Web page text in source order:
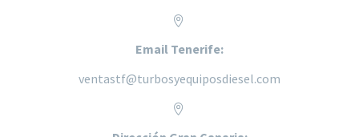


Email Tenerife:
ventastf@turbosyequiposdiesel.com

